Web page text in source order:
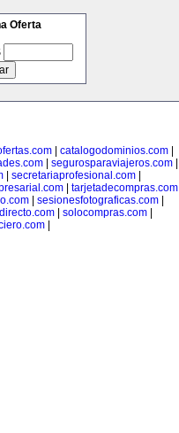
Oferta
catalogodominios.com
segurosparaviajeros.com
| secretariaprofesional.com|
| tarjetadecompras.com|
| sesionesfotograficas.com|
solocompras.com